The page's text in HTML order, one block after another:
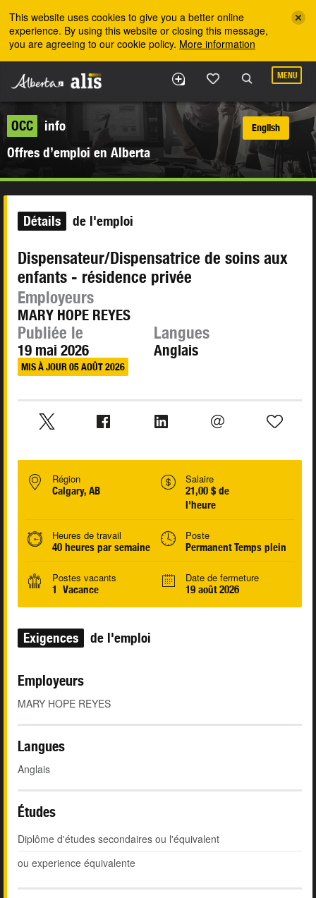
This website uses cookies to give you a better online
experience. By using this website or closing this message,
you are agreeing to our cookie policy. More information
MENU
OCC
info
Offres d’emploi en Alberta
English
Détails de l'emploi
Dispensateur/Dispensatrice de soins aux
enfants - résidence privée
Employeurs
MARY HOPE REYES
Publiée le
19 mai 2026
MIS À JOUR 05 AOÛT 2026
Langues
Anglais
Région
Calgary, AB
Salaire
21,00 $ de
l'heure
Heures de travail
40 heures par semaine
Poste
Permanent Temps plein
Postes vacants
1 Vacance
Date de fermeture
19 août 2026
Exigences de l'emploi
Employeurs
MARY HOPE REYES
Langues
Anglais
Études
Diplôme d'études secondaires ou l'équivalent
ou experience équivalente